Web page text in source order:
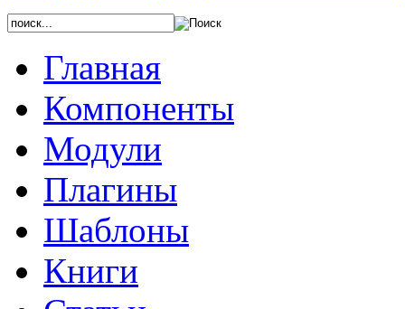
Главная
Компоненты
Модули
Плагины
Шаблоны
Книги